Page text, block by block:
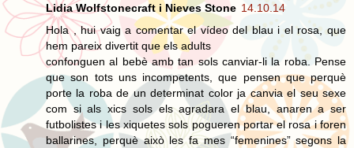
Lidia Wolfstonecraft i Nieves Stone 14.10.14
Hola , hui vaig a comentar el vídeo del blau i el rosa, que
hem pareix divertit que els adults
confonguen al bebè amb tan sols canviar-li la roba. Pense
que son tots uns incompetents, que pensen que perquè
porte la roba de un determinat color ja canvia el seu sexe
com si als xics sols els agradara el blau, anaren a ser
futbolistes i les xiquetes sols pogueren portar el rosa i foren
ballarines, perquè això les fa mes “femenines” segons la